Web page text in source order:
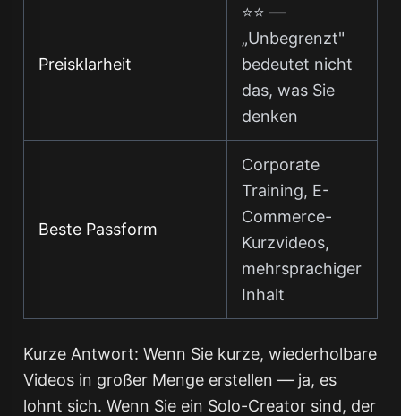
Preisklarheit
⭐⭐ —
„Unbegrenzt"
bedeutet nicht
das, was Sie
denken
Beste Passform
Corporate
Training, E-
Commerce-
Kurzvideos,
mehrsprachiger
Inhalt
Kurze Antwort: Wenn Sie kurze, wiederholbare
Videos in großer Menge erstellen — ja, es
lohnt sich. Wenn Sie ein Solo-Creator sind, der